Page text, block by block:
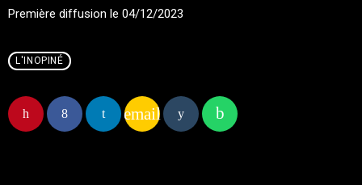
Première diffusion le 04/12/2023
L'INOPINÉ
email